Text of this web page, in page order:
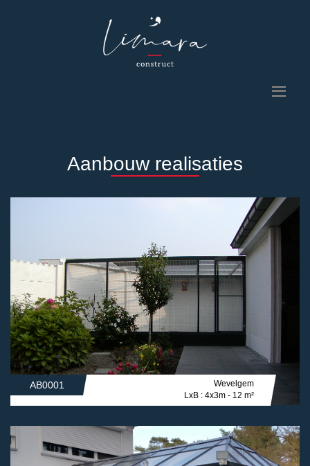
Aanbouw realisaties
AB0001
Wevelgem
LxB : 4x3m - 12 m²